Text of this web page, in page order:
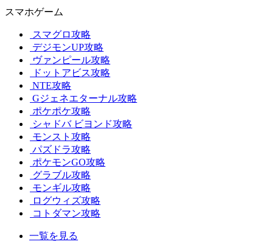
スマホゲーム
スマグロ攻略
デジモンUP攻略
ヴァンピール攻略
ドットアビス攻略
NTE攻略
Gジェネエターナル攻略
ポケポケ攻略
シャドバ ビヨンド攻略
モンスト攻略
パズドラ攻略
ポケモンGO攻略
グラブル攻略
モンギル攻略
ログウィズ攻略
コトダマン攻略
一覧を見る